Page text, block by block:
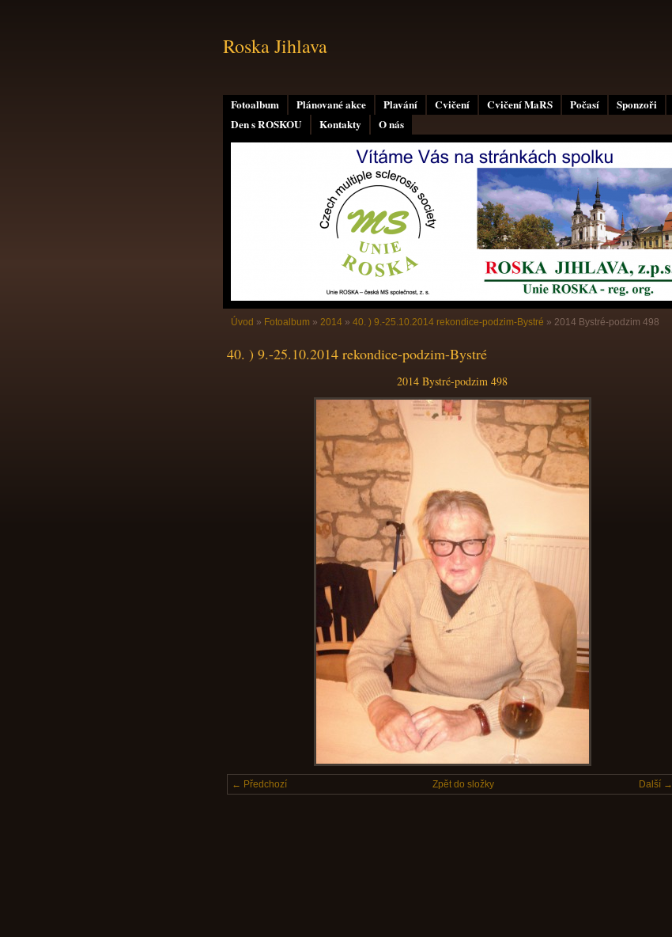
Fotoalbum Plánované akce Plavání Cvičení Cvičení MaRS Počasí Sponzoři
Den s ROSKOU
Kontakty O nás
Roska Jihlava
Úvod » Fotoalbum » 2014 » 40. ) 9.-25.10.2014 rekondice-podzim-Bystré » 2014 Bystré-podzim 498
40. ) 9.-25.10.2014 rekondice-podzim-Bystré
2014 Bystré-podzim 498
← Předchozí Další →
Zpět do složky